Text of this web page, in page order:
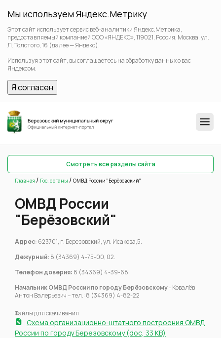
Мы используем Яндекс.Метрику
Этот сайт использует сервис веб-аналитики Яндекс.Метрика,
предоставляемый компанией ООО «ЯНДЕКС», 119021, Россия, Москва, ул.
Л. Толстого, 16 (далее — Яндекс).
Используя этот сайт, вы соглашаетесь на обработку данных о вас
Яндексом.
Я согласен
Смотреть все разделы сайта
Главная / Гос. органы / ОМВД России "Берёзовский"
ОМВД России
"Берёзовский"
Адрес: 623701, г. Березовский, ул. Исакова,5.
Дежурный: 8 (34369) 4-75-00, 02.
Телефон доверия: 8 (34369) 4-39-68.
Начальник ОМВД России по городу Берёзовскому- Ковалёв
Антон Валерьевич – тел.: 8 (34369) 4-82-22
Файлы для скачивания
Схема организационно-штатного построения ОМВД
России по городу Березовскому (doc, 33 KB)